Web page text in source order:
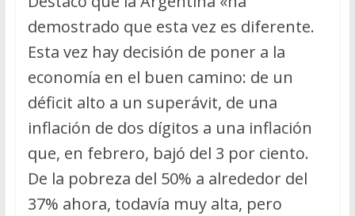
demostrado que esta vez es diferente.
Esta vez hay decisión de poner a la
economía en el buen camino: de un
déficit alto a un superávit, de una
inflación de dos dígitos a una inflación
que, en febrero, bajó del 3 por ciento.
De la pobreza del 50% a alrededor del
37% ahora, todavía muy alta, pero